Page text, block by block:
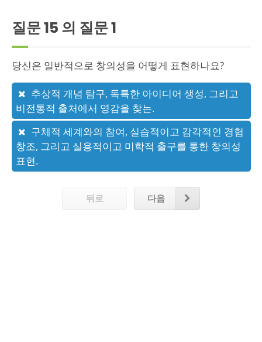
질문 15 의 질문1
당신은 일반적으로 창의성을 어떻게 표현하나요?
추상적 개념 탐구, 독특한 아이디어 생성, 그리고
비전통적 출처에서 영감을 찾는.
구체적 세계와의 참여, 실습적이고 감각적인 경험
창조, 그리고 실용적이고 미학적 출구를 통한 창의성
표현.
뒤로 다음